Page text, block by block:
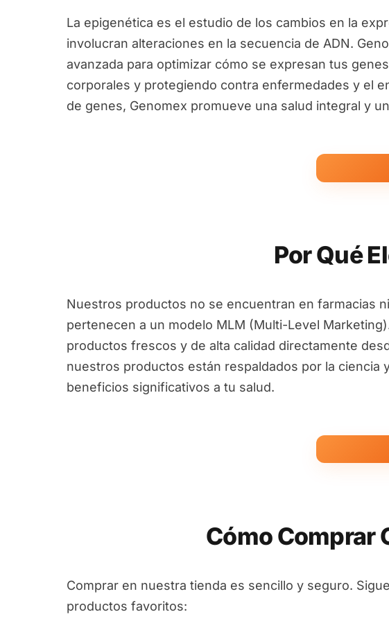
La epigenética es el estudio de los cambios en la
involucran alteraciones en la secuencia de ADN.
avanzada para optimizar cómo se expresan tus
corporales y protegiendo contra enfermedades y el
de genes, Genomex promueve una salud integral y
Por Qué
Nuestros productos no se encuentran en farmacias
pertenecen a un modelo MLM (Multi-Level
productos frescos y de alta calidad directamente
nuestros productos están respaldados por la ciencia
beneficios significativos a tu salud.
Cómo Comprar
Comprar en nuestra tienda es sencillo y seguro.
productos favoritos: